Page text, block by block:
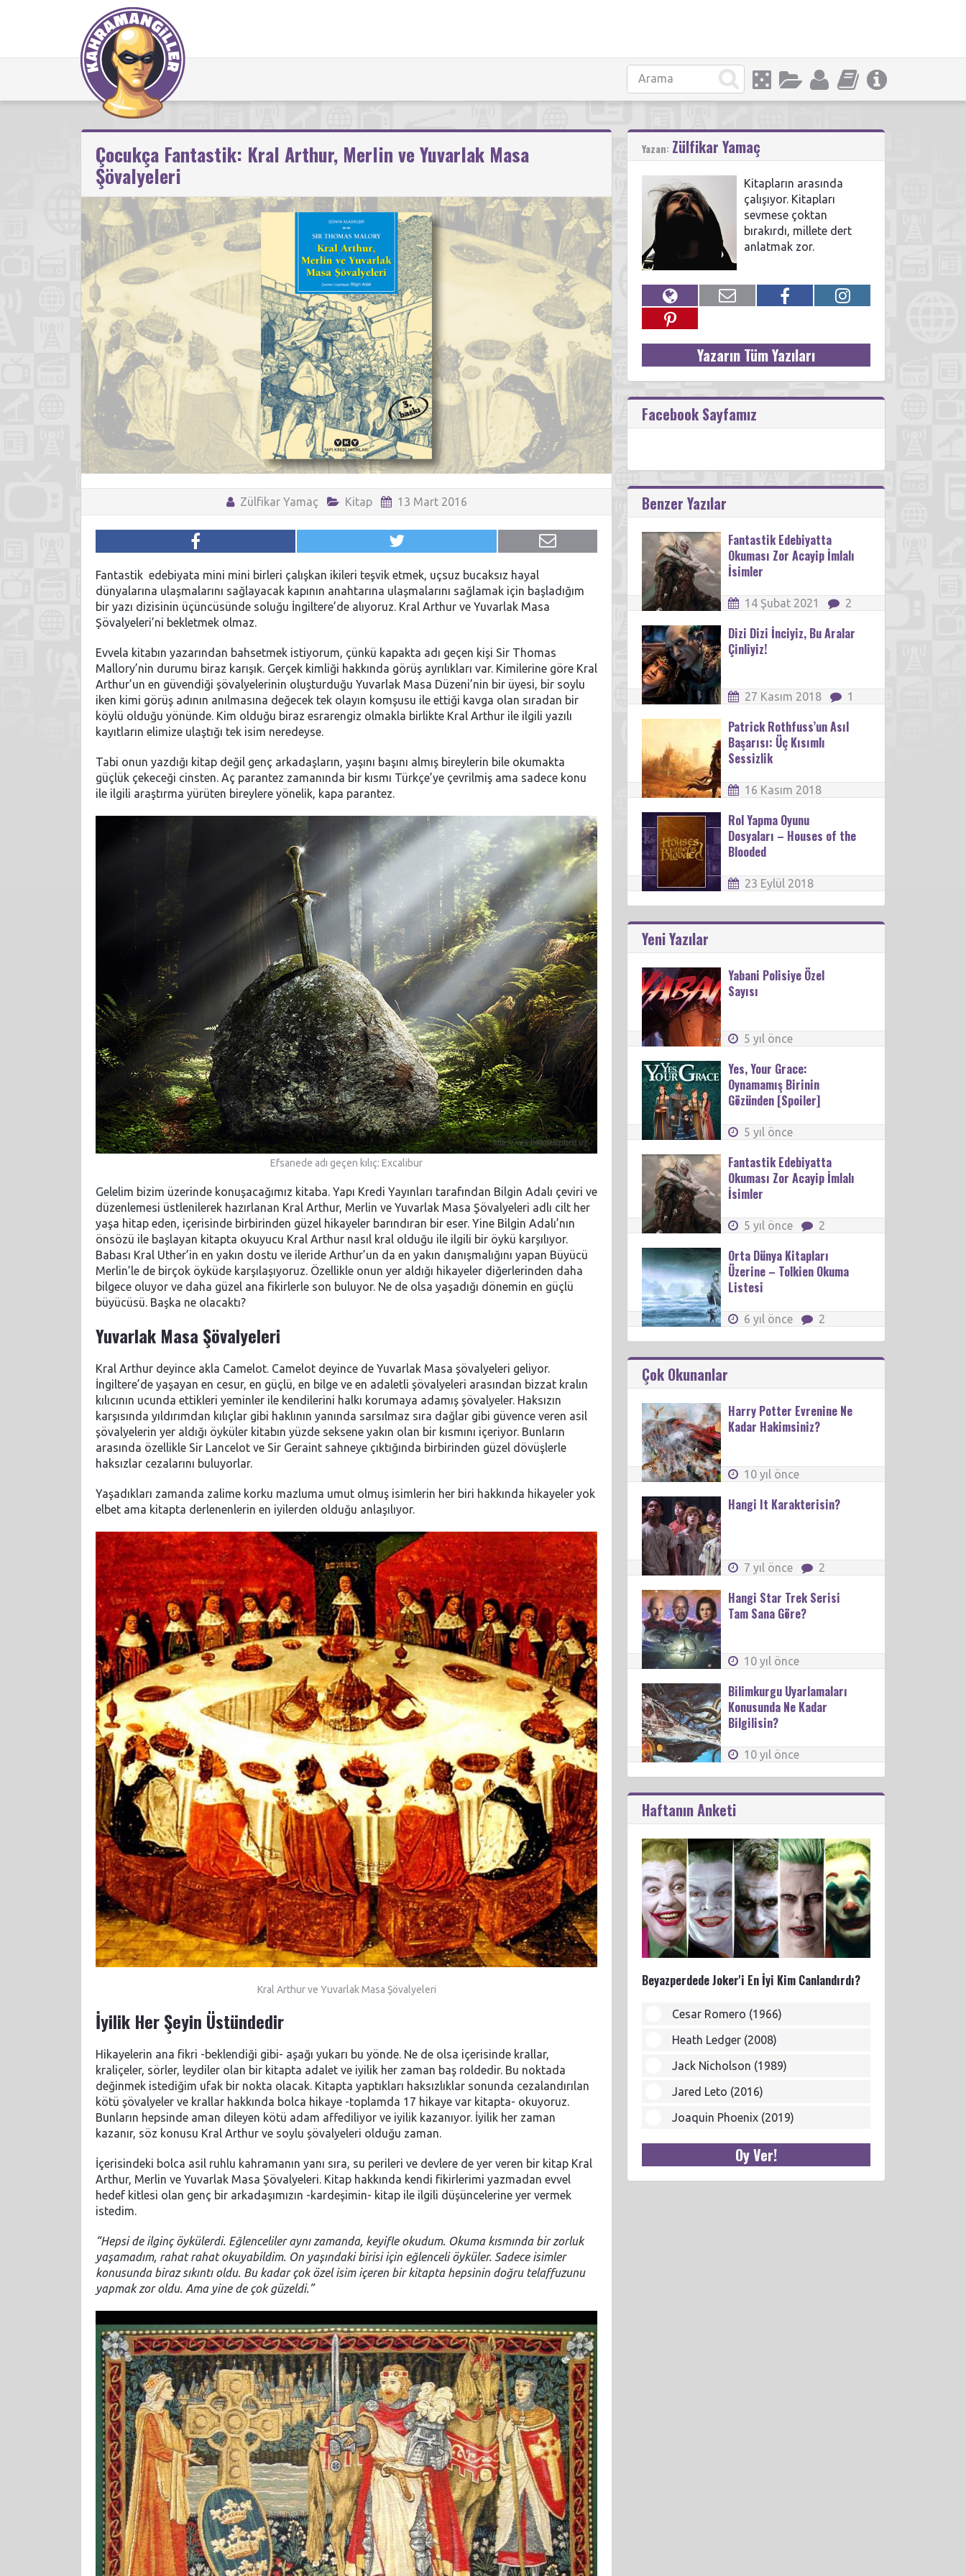
Çocukça Fantastik: Kral Arthur, Merlin ve Yuvarlak Masa
Şövalyeleri
Zülfikar Yamaç Kitap 13 Mart 2016
Fantastik edebiyata mini mini birleri çalışkan ikileri teşvik etmek, uçsuz bucaksız hayal
dünyalarına ulaşmalarını sağlayacak kapının anahtarına ulaşmalarını sağlamak için başladığım
bir yazı dizisinin üçüncüsünde soluğu İngiltere’de alıyoruz. Kral Arthur ve Yuvarlak Masa
Şövalyeleri’ni bekletmek olmaz.
Evvela kitabın yazarından bahsetmek istiyorum, çünkü kapakta adı geçen kişi Sir Thomas
Mallory’nin durumu biraz karışık. Gerçek kimliği hakkında görüş ayrılıkları var. Kimilerine göre Kral
Arthur’un en güvendiği şövalyelerinin oluşturduğu Yuvarlak Masa Düzeni’nin bir üyesi, bir soylu
iken kimi görüş adının anılmasına değecek tek olayın komşusu ile ettiği kavga olan sıradan bir
köylü olduğu yönünde. Kim olduğu biraz esrarengiz olmakla birlikte Kral Arthur ile ilgili yazılı
kayıtların elimize ulaştığı tek isim neredeyse.
Tabi onun yazdığı kitap değil genç arkadaşların, yaşını başını almış bireylerin bile okumakta
güçlük çekeceği cinsten. Aç parantez zamanında bir kısmı Türkçe’ye çevrilmiş ama sadece konu
ile ilgili araştırma yürüten bireylere yönelik, kapa parantez.
Efsanede adı geçen kılıç: Excalibur
Gelelim bizim üzerinde konuşacağımız kitaba. Yapı Kredi Yayınları tarafından Bilgin Adalı çeviri ve
düzenlemesi üstlenilerek hazırlanan Kral Arthur, Merlin ve Yuvarlak Masa Şövalyeleri adlı cilt her
yaşa hitap eden, içerisinde birbirinden güzel hikayeler barındıran bir eser. Yine Bilgin Adalı’nın
önsözü ile başlayan kitapta okuyucu Kral Arthur nasıl kral olduğu ile ilgili bir öykü karşılıyor.
Babası Kral Uther’in en yakın dostu ve ileride Arthur’un da en yakın danışmalığını yapan Büyücü
Merlin’le de birçok öyküde karşılaşıyoruz. Özellikle onun yer aldığı hikayeler diğerlerinden daha
bilgece oluyor ve daha güzel ana fikirlerle son buluyor. Ne de olsa yaşadığı dönemin en güçlü
büyücüsü. Başka ne olacaktı?
Yuvarlak Masa Şövalyeleri
Kral Arthur deyince akla Camelot. Camelot deyince de Yuvarlak Masa şövalyeleri geliyor.
İngiltere’de yaşayan en cesur, en güçlü, en bilge ve en adaletli şövalyeleri arasından bizzat kralın
kılıcının ucunda ettikleri yeminler ile kendilerini halkı korumaya adamış şövalyeler. Haksızın
karşısında yıldırımdan kılıçlar gibi haklının yanında sarsılmaz sıra dağlar gibi güvence veren asil
şövalyelerin yer aldığı öyküler kitabın yüzde seksene yakın olan bir kısmını içeriyor. Bunların
arasında özellikle Sir Lancelot ve Sir Geraint sahneye çıktığında birbirinden güzel dövüşlerle
haksızlar cezalarını buluyorlar.
Yaşadıkları zamanda zalime korku mazluma umut olmuş isimlerin her biri hakkında hikayeler yok
elbet ama kitapta derlenenlerin en iyilerden olduğu anlaşılıyor.
Kral Arthur ve Yuvarlak Masa Şövalyeleri
İyilik Her Şeyin Üstündedir
Hikayelerin ana fikri -beklendiği gibi- aşağı yukarı bu yönde. Ne de olsa içerisinde krallar,
kraliçeler, sörler, leydiler olan bir kitapta adalet ve iyilik her zaman baş roldedir. Bu noktada
değinmek istediğim ufak bir nokta olacak. Kitapta yaptıkları haksızlıklar sonunda cezalandırılan
kötü şövalyeler ve krallar hakkında bolca hikaye -toplamda 17 hikaye var kitapta- okuyoruz.
Bunların hepsinde aman dileyen kötü adam affediliyor ve iyilik kazanıyor. İyilik her zaman
kazanır, söz konusu Kral Arthur ve soylu şövalyeleri olduğu zaman.
İçerisindeki bolca asil ruhlu kahramanın yanı sıra, su perileri ve devlere de yer veren bir kitap Kral
Arthur, Merlin ve Yuvarlak Masa Şövalyeleri. Kitap hakkında kendi fikirlerimi yazmadan evvel
hedef kitlesi olan genç bir arkadaşımızın -kardeşimin- kitap ile ilgili düşüncelerine yer vermek
istedim.
“Hepsi de ilginç öykülerdi. Eğlenceliler aynı zamanda, keyifle okudum. Okuma kısmında bir zorluk
yaşamadım, rahat rahat okuyabildim. On yaşındaki birisi için eğlenceli öyküler. Sadece isimler
konusunda biraz sıkıntı oldu. Bu kadar çok özel isim içeren bir kitapta hepsinin doğru telaffuzunu
yapmak zor oldu. Ama yine de çok güzeldi.”
Yazan: Zülfikar Yamaç
Kitapların arasında
çalışıyor. Kitapları
sevmese çoktan
bırakırdı, millete dert
anlatmak zor.
Yazarın Tüm Yazıları
Facebook Sayfamız
Benzer Yazılar
Fantastik Edebiyatta
Okuması Zor Acayip İmlalı
İsimler
14 Şubat 2021 2
Dizi Dizi İnciyiz, Bu Aralar
Çinliyiz!
27 Kasım 2018 1
Patrick Rothfuss’un Asıl
Başarısı: Üç Kısımlı
Sessizlik
16 Kasım 2018
Rol Yapma Oyunu
Dosyaları – Houses of the
Blooded
23 Eylül 2018
Yeni Yazılar
Yabani Polisiye Özel
Sayısı
5 yıl önce
Yes, Your Grace:
Oynamamış Birinin
Gözünden [Spoiler]
5 yıl önce
Fantastik Edebiyatta
Okuması Zor Acayip İmlalı
İsimler
5 yıl önce 2
Orta Dünya Kitapları
Üzerine – Tolkien Okuma
Listesi
6 yıl önce 2
Çok Okunanlar
Harry Potter Evrenine Ne
Kadar Hakimsiniz?
10 yıl önce
Hangi It Karakterisin?
7 yıl önce 2
Hangi Star Trek Serisi
Tam Sana Göre?
10 yıl önce
Bilimkurgu Uyarlamaları
Konusunda Ne Kadar
Bilgilisin?
10 yıl önce
Haftanın Anketi
Beyazperdede Joker'i En İyi Kim Canlandırdı?
Cesar Romero (1966)
Heath Ledger (2008)
Jack Nicholson (1989)
Jared Leto (2016)
Joaquin Phoenix (2019)
Oy Ver!